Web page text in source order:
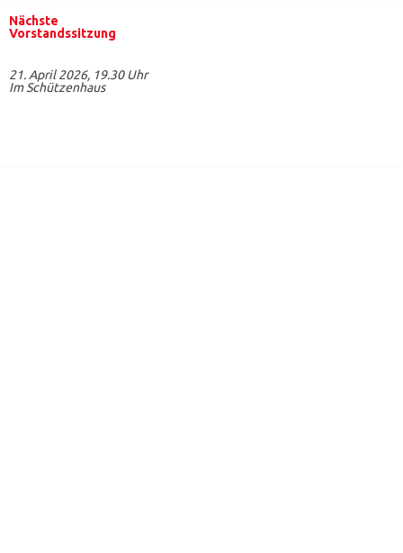
Nächste
Vorstandssitzung
21. April 2026, 19.30 Uhr
Im Schützenhaus